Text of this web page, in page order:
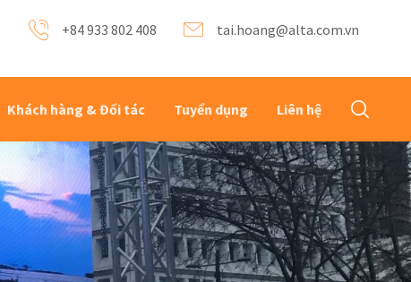
tai.hoang@alta.com.vn
+84 933 802 408
Khách hàng & Đối tác Tuyển dụng Liên hệ